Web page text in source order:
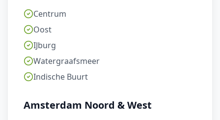
Centrum
Oost
IJburg
Watergraafsmeer
Indische Buurt
Amsterdam Noord & West